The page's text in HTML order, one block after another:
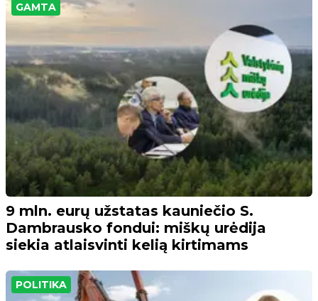
GAMTA
9 mln. eurų užstatas kauniečio S.
Dambrausko fondui: miškų urėdija
siekia atlaisvinti kelią kirtimams
POLITIKA